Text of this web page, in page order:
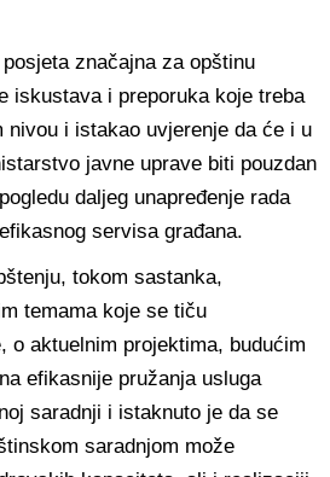
značajna za opštinu
iskustava i preporuka koje treba
nivou i istakao uvjerenje da će i u
javne uprave biti pouzdan
daljeg unapređenje rada
servisa građana.
tokom sastanka,
temama koje se tiču
o aktuelnim projektima, budućim
efikasnije pružanja usluga
saradnji i istaknuto je da se
saradnjom može